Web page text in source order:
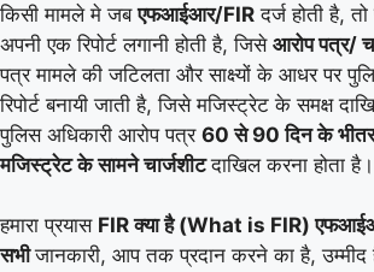
किसी मामले मे जबएफआईआर/FIR दर्ज होती है,
अपनी एक रिपोर्ट लगानी होती है, जिसे आरोप पत्र/
पत्र मामले की जटिलता और साक्ष्यों के आधर पर
रिपोर्ट बनायी जाती है, जिसे मजिस्ट्रेट के समक्ष
पुलिस अधिकारी आरोप पत्र 60 से 90 दिन के
मजिस्ट्रेट के सामने चार्जशीटदाखिल करना होता है।
हमारा प्रयास FIR क्या है (What is FIR)
सभीजानकारी, आप तक प्रदान करने का है,